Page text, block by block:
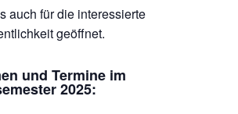
auch für die interessierte
geöffnet.
und Termine im
2025: